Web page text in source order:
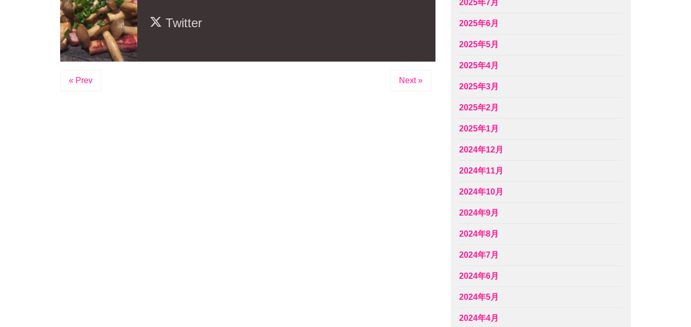
Twitter
« Prev Next »
2025年7月
2025年6月
2025年5月
2025年4月
2025年3月
2025年2月
2025年1月
2024年12月
2024年11月
2024年10月
2024年9月
2024年8月
2024年7月
2024年6月
2024年5月
2024年4月